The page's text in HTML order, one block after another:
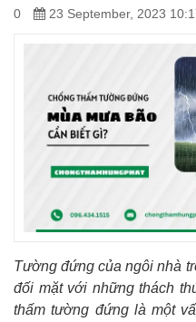
0
23 September, 2023
Tường đứng của ngôi nhà
đối mặt với những thách
thấm tường đứng là một